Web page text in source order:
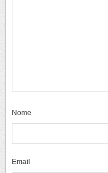
Nome
Email